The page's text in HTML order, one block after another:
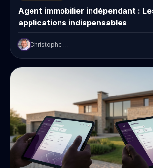
Agent immobilier indépendant :
applications indispensables
Christophe Prudent